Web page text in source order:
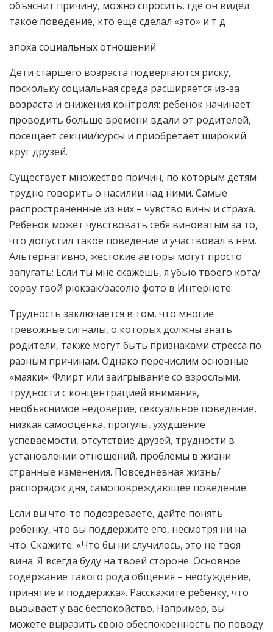
объяснит причину, можно спросить, где он видел
такое поведение, кто еще сделал «это» и т д
эпоха социальных отношений
Дети старшего возраста подвергаются риску,
поскольку социальная среда расширяется из-за
возраста и снижения контроля: ребенок начинает
проводить больше времени вдали от родителей,
посещает секции/курсы и приобретает широкий
круг друзей.
Существует множество причин, по которым детям
трудно говорить о насилии над ними. Самые
распространенные из них – чувство вины и страха.
Ребенок может чувствовать себя виноватым за то,
что допустил такое поведение и участвовал в нем.
Альтернативно, жестокие авторы могут просто
запугать: Если ты мне скажешь, я убью твоего кота/
сорву твой рюкзак/засолю фото в Интернете.
Трудность заключается в том, что многие
тревожные сигналы, о которых должны знать
родители, также могут быть признаками стресса по
разным причинам. Однако перечислим основные
«маяки»: Флирт или заигрывание со взрослыми,
трудности с концентрацией внимания,
необъяснимое недоверие, сексуальное поведение,
низкая самооценка, прогулы, ухудшение
успеваемости, отсутствие друзей, трудности в
установлении отношений, проблемы в жизни
странные изменения. Повседневная жизнь/
распорядок дня, самоповреждающее поведение.
Если вы что-то подозреваете, дайте понять
ребенку, что вы поддержите его, несмотря ни на
что. Скажите: «Что бы ни случилось, это не твоя
вина. Я всегда буду на твоей стороне. Основное
содержание такого рода общения – неосуждение,
принятие и поддержка». Расскажите ребенку, что
вызывает у вас беспокойство. Например, вы
можете выразить свою обеспокоенность по поводу